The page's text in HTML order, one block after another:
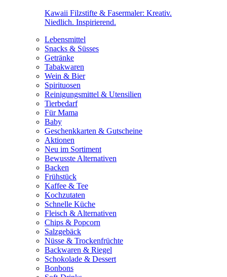
Kawaii Filzstifte & Fasermaler: Kreativ.
Niedlich. Inspirierend.
Lebensmittel
Snacks & Süsses
Getränke
Tabakwaren
Wein & Bier
Spirituosen
Reinigungsmittel & Utensilien
Tierbedarf
Für Mama
Baby
Geschenkkarten & Gutscheine
Aktionen
Neu im Sortiment
Bewusste Alternativen
Backen
Frühstück
Kaffee & Tee
Kochzutaten
Schnelle Küche
Fleisch & Alternativen
Chips & Popcorn
Salzgebäck
Nüsse & Trockenfrüchte
Backwaren & Riegel
Schokolade & Dessert
Bonbons